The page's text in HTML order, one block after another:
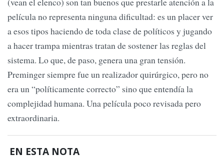
película no representa ninguna dificultad: es un placer ver
a esos tipos haciendo de toda clase de políticos y jugando
a hacer trampa mientras tratan de sostener las reglas del
sistema. Lo que, de paso, genera una gran tensión.
Preminger siempre fue un realizador quirúrgico, pero no
era un “políticamente correcto” sino que entendía la
complejidad humana. Una película poco revisada pero
extraordinaria.
EN ESTA NOTA